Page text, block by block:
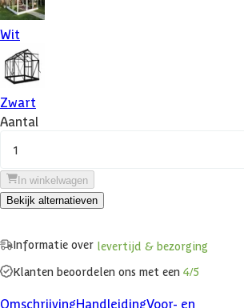
Wit
Zwart
Aantal
1
In winkelwagen
Bekijk alternatieven
Informatie over levertijd & bezorging
Klanten beoordelen ons met een 4/5
OmschrijvingHandleidingVoor- en